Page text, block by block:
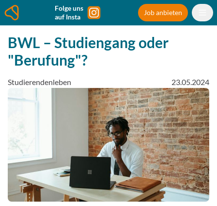
Folge uns
auf Insta
Job anbieten
BWL – Studiengang oder
"Berufung"?
Studierendenleben 23.05.2024